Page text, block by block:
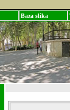
Baza slika